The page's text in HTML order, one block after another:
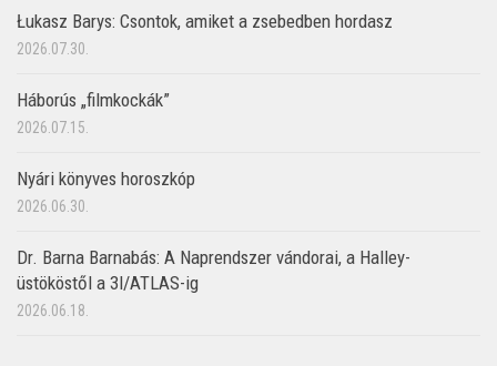
Łukasz Barys: Csontok, amiket a zsebedben hordasz
2026.07.30.
Háborús „filmkockák”
2026.07.15.
Nyári könyves horoszkóp
2026.06.30.
Dr. Barna Barnabás: A Naprendszer vándorai, a Halley-
üstököstől a 3I/ATLAS-ig
2026.06.18.